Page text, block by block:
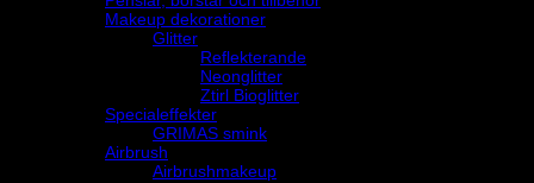
Makeup dekorationer
Glitter
Reflekterande
Neonglitter
Ztirl Bioglitter
Specialeffekter
GRIMAS smink
Airbrush
Airbrushmakeup